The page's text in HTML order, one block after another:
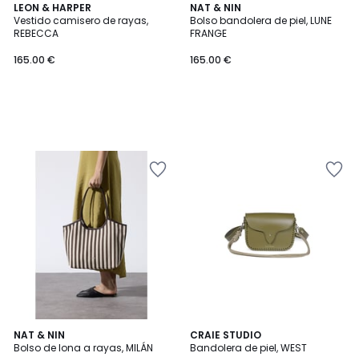
LEON & HARPER
Vestido camisero de rayas,
REBECCA
€.
165.00 €
NAT & NIN
Bolso bandolera de piel, LUNE
FRANGE
165.00 €
NAT & NIN
Bolso de lona a rayas, MILÁN
2
Colores
CRAIE STUDIO
Bandolera de piel, WEST